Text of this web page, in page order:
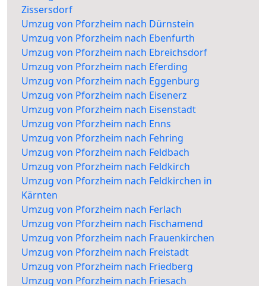
Zissersdorf
Umzug von Pforzheim nach Dürnstein
Umzug von Pforzheim nach Ebenfurth
Umzug von Pforzheim nach Ebreichsdorf
Umzug von Pforzheim nach Eferding
Umzug von Pforzheim nach Eggenburg
Umzug von Pforzheim nach Eisenerz
Umzug von Pforzheim nach Eisenstadt
Umzug von Pforzheim nach Enns
Umzug von Pforzheim nach Fehring
Umzug von Pforzheim nach Feldbach
Umzug von Pforzheim nach Feldkirch
Umzug von Pforzheim nach Feldkirchen in
Kärnten
Umzug von Pforzheim nach Ferlach
Umzug von Pforzheim nach Fischamend
Umzug von Pforzheim nach Frauenkirchen
Umzug von Pforzheim nach Freistadt
Umzug von Pforzheim nach Friedberg
Umzug von Pforzheim nach Friesach